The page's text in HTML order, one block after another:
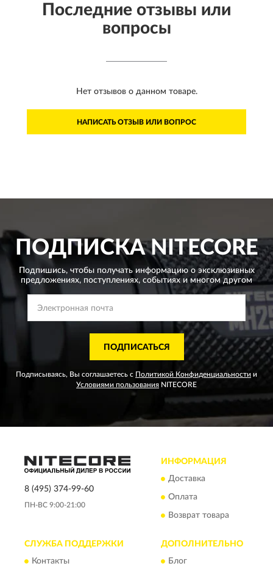
Последние отзывы или
вопросы
Нет отзывов о данном товаре.
НАПИСАТЬ ОТЗЫВ ИЛИ ВОПРОС
ПОДПИСКАNITECORE
Подпишись, чтобы получать информацию о эксклюзивных
предложениях, поступлениях, событиях и многом другом
ПОДПИСАТЬСЯ
Подписываясь, Вы соглашаетесь с Политикой Конфиденциальности и
Условиями пользования NITECORE
8 (495) 374-99-60
ПН-ВС 9:00-21:00
ИНФОРМАЦИЯ
Доставка
Оплата
Возврат товара
СЛУЖБА ПОДДЕРЖКИ
Контакты
ДОПОЛНИТЕЛЬНО
Блог